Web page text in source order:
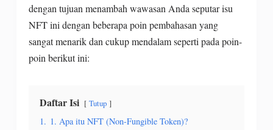
dengan tujuan menambah wawasan Anda seputar isu
NFT ini dengan beberapa poin pembahasan yang
sangat menarik dan cukup mendalam seperti pada poin-
poin berikut ini:
Daftar Isi Tutup
1. 1. Apa itu NFT (Non-Fungible Token)?